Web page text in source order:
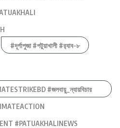
#দূর্গাপুজা #পটুয়াখালী #র‍্যাব-৮
#জলবায়ু_ন্যায়বিচার
#PATUAKHALINEWS